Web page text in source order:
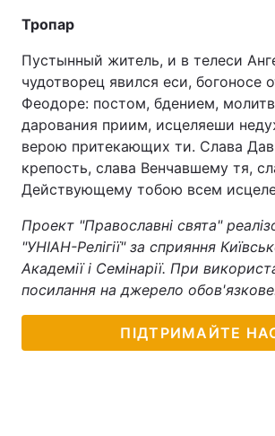
Тема оформлення
Тропар
Пустынный житель, и в телеси
чудотворец явился еси, богоносе
Феодоре: постом, бдением,
дарования приим, исцеляеши
верою притекающих ти. Слава
крепость, слава Венчавшему тя,
Действующему тобою всем
Проект "Православні свята"
"УНІАН-Релігії" за сприяння
Академії і Семінарії. При
посилання на джерело
ПІДТРИМАЙТЕ